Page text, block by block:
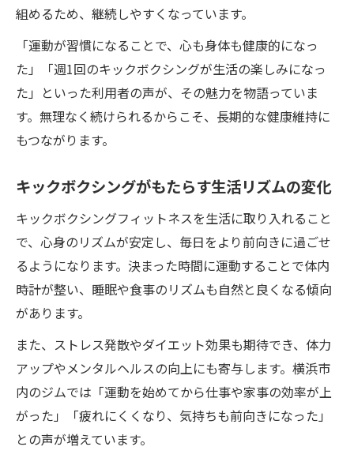
組めるため、継続しやすくなっています。
「運動が習慣になることで、心も身体も健康的になっ
た」「週1回のキックボクシングが生活の楽しみになっ
た」といった利用者の声が、その魅力を物語っていま
す。無理なく続けられるからこそ、長期的な健康維持に
もつながります。
キックボクシングがもたらす生活リズムの変化
キックボクシングフィットネスを生活に取り入れること
で、心身のリズムが安定し、毎日をより前向きに過ごせ
るようになります。決まった時間に運動することで体内
時計が整い、睡眠や食事のリズムも自然と良くなる傾向
があります。
また、ストレス発散やダイエット効果も期待でき、体力
アップやメンタルヘルスの向上にも寄与します。横浜市
内のジムでは「運動を始めてから仕事や家事の効率が上
がった」「疲れにくくなり、気持ちも前向きになった」
との声が増えています。